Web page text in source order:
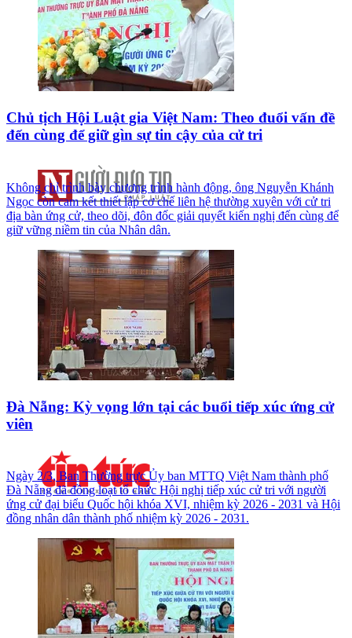
Chủ tịch Hội Luật gia Việt Nam: Theo đuổi vấn đề
đến cùng để giữ gìn sự tin cậy của cử tri
Không chỉ trình bày chương trình hành động, ông Nguyễn Khánh
Ngọc còn cam kết thiết lập cơ chế liên hệ thường xuyên với cử tri
địa bàn ứng cử, theo dõi, đôn đốc giải quyết kiến nghị đến cùng để
giữ vững niềm tin của Nhân dân.
Đà Nẵng: Kỳ vọng lớn tại các buổi tiếp xúc ứng cử
viên
Ngày 2/3, Ban Thường trực Ủy ban MTTQ Việt Nam thành phố
Đà Nẵng đã đồng loạt tổ chức Hội nghị tiếp xúc cử tri với người
ứng cử đại biểu Quốc hội khóa XVI, nhiệm kỳ 2026 - 2031 và Hội
đồng nhân dân thành phố nhiệm kỳ 2026 - 2031.